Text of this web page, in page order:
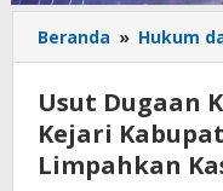
Beranda » Hukum
Usut Dugaan
Kejari
Limpahkan